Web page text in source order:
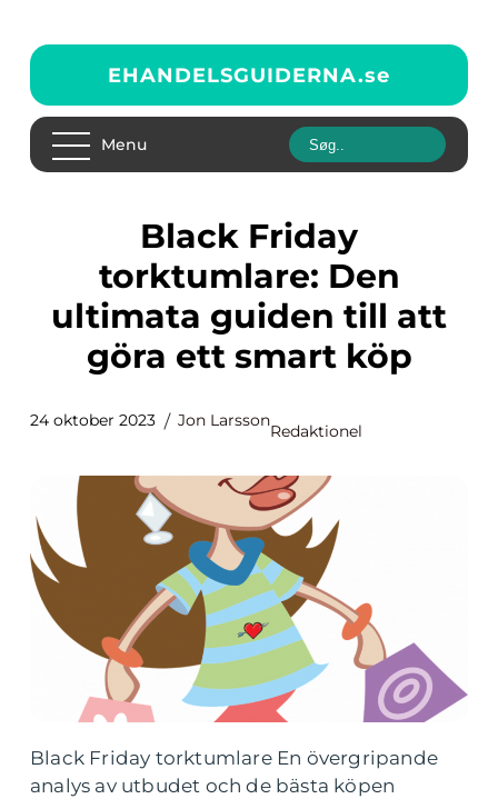
EHANDELSGUIDERNA.se
Menu
Black Friday
torktumlare: Den
ultimata guiden till att
göra ett smart köp
24 oktober 2023 Jon Larsson
Redaktionel
Black Friday torktumlare En övergripande
analys av utbudet och de bästa köpen